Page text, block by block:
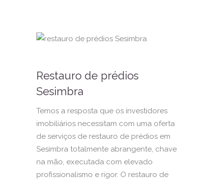
Restauro de prédios
Sesimbra
Temos a resposta que os investidores
imobiliários necessitam com uma oferta
de serviços de restauro de prédios em
Sesimbra totalmente abrangente, chave
na mão, executada com elevado
profissionalismo e rigor. O restauro de